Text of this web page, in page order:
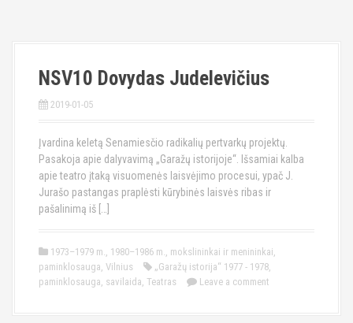
NSV10 Dovydas Judelevičius
2019-01-05
Įvardina keletą Senamiesčio radikalių pertvarkų projektų.
Pasakoja apie dalyvavimą „Garažų istorijoje“. Išsamiai kalba
apie teatro įtaką visuomenės laisvėjimo procesui, ypač J.
Jurašo pastangas praplėsti kūrybinės laisvės ribas ir
pašalinimą iš […]
1973–1979 m., 1980–1986 m., mokslininkai ir menininkai,
paminklosauga, Vilnius „Garažų istorija“ 1977 - 1978,
paminklosauga, savilaida, Teatras Leave a comment